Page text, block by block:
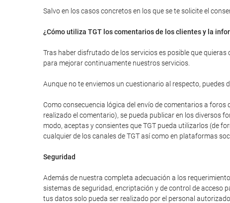
Salvo en los casos concretos en los que se te solicite el
¿Cómo utiliza TGT los comentarios de los clientes y la
Tras haber disfrutado de los servicios es posible que
para mejorar continuamente nuestros servicios.
Aunque no te enviemos un cuestionario al respecto,
Como consecuencia lógica del envío de comentarios a
realizado el comentario), se pueda publicar en los diversos
modo, aceptas y consientes que TGT pueda utilizarlos (de
cualquier de los canales de TGT así como en plataformas
Seguridad
Además de nuestra completa adecuación a los
sistemas de seguridad, encriptación y de control de acceso
tus datos solo pueda ser realizado por el personal